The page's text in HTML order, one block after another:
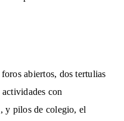
abiertos, dos tertulias
con
y pilos de colegio, el